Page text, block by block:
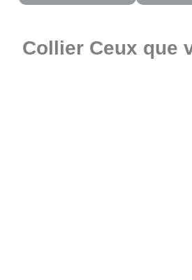
Collier Ceux que